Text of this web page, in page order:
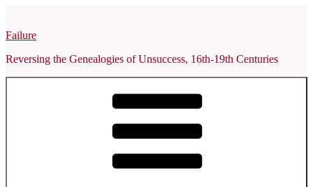
contenido
Failure
Reversing the Genealogies of Unsuccess, 16th-19th Centuries